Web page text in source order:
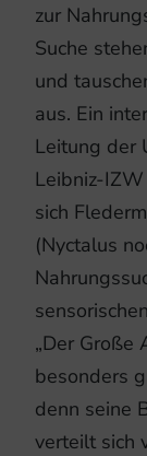
zur
Suche
und
aus. Ein
Leitung der
Leibniz-
sich
(Nyctalus
„Der Große
besonders
denn seine
verteilt sich